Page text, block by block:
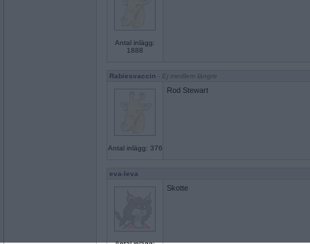
Antal inlägg:
1888
Rabiesvaccin - Ej medlem längre
Antal inlägg: 376
Rod Stewart
eva-leva
Skotte